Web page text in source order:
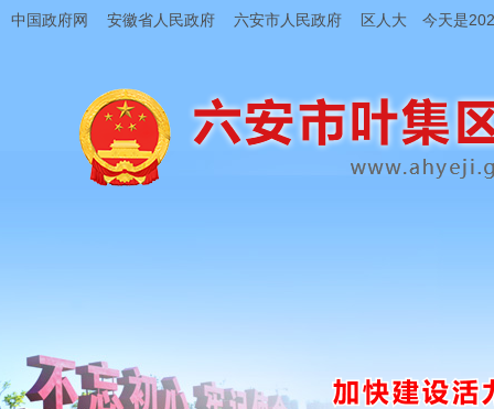
中国政府网 安徽省人民政府 六安市人民政府 区人大 今天是